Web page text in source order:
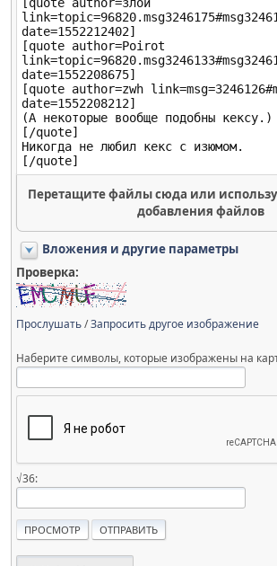
Перетащите файлы сюда или
добавления файлов
Вложения и другие параметры
Проверка:
Прослушать/Запросить другое изображение
Наберите символы, которые изображены на
√36: